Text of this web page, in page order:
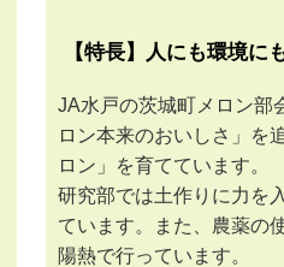
【特長】人にも環境に
JA水戸の茨城町メロン部
ロン本来のおいしさ」を
ロン」を育てています。
研究部では土作りに力を
ています。また、農薬の
陽熱で行っています。